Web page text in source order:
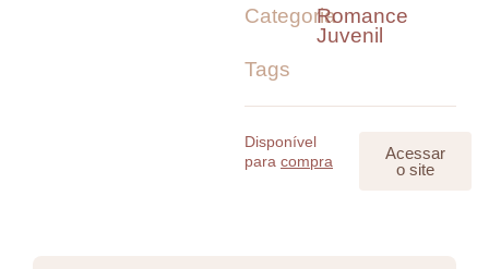
CategoriaRomance
Juvenil
Tags
Disponível
para compra
Acessar
o site